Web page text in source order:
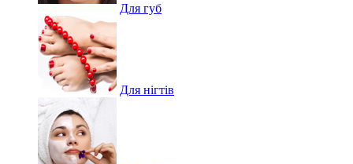
Для губ
Для нігтів